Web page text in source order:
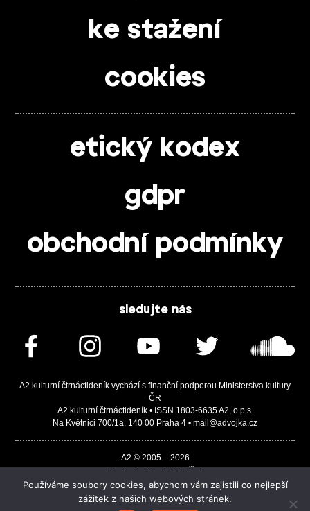
ke stažení
cookies
etický kodex
gdpr
obchodní podmínky
sledujte nás
A2 kulturní čtrnáctideník vychází s finanční podporou Ministerstva kultury
ČR
A2 kulturní čtrnáctideník • ISSN 1803-6635 A2, o.p.s.
Na Květnici 700/1a, 140 00 Praha 4 • mail@advojka.cz
A2 © 2005 – 2026
Design by Daniel Vojtíšek
Built by JASA-IT & ChSoft
Používáme soubory cookies, abychom vám zajistili co nejlepší
zážitek z našich webových stránek.